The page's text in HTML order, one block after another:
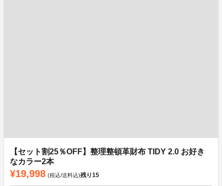
【セット割25％OFF】整理整頓革財布 TIDY 2.0 お好き
なカラー2本
¥19,998 (税込/送料込)残り15